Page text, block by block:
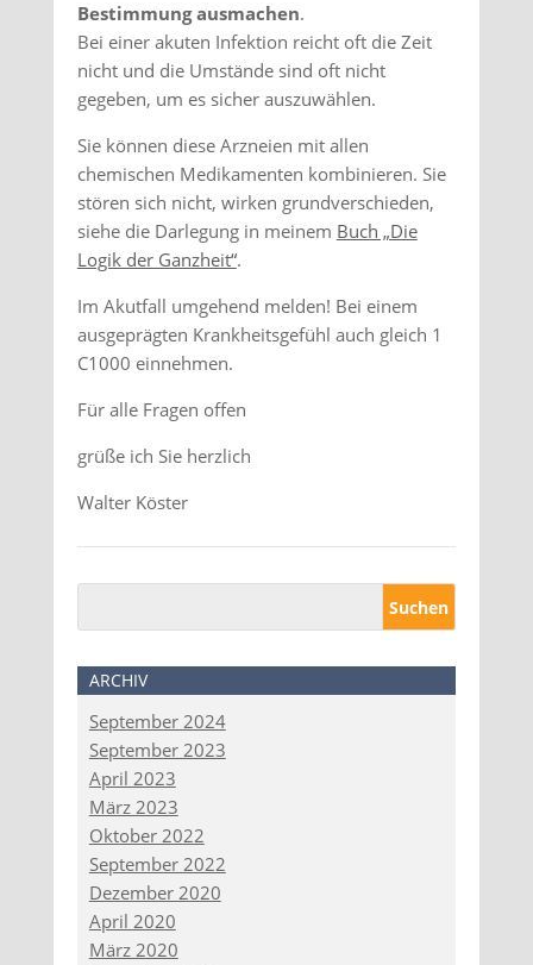
Bestimmung ausmachen.
Bei einer akuten Infektion reicht oft die Zeit
nicht und die Umstände sind oft nicht
gegeben, um es sicher auszuwählen.
Sie können diese Arzneien mit allen
chemischen Medikamenten kombinieren. Sie
stören sich nicht, wirken grundverschieden,
siehe die Darlegung in meinem Buch „Die
Logik der Ganzheit“.
Im Akutfall umgehend melden! Bei einem
ausgeprägten Krankheitsgefühl auch gleich 1
C1000 einnehmen.
Für alle Fragen offen
grüße ich Sie herzlich
Walter Köster
ARCHIV
September 2024
September 2023
April 2023
März 2023
Oktober 2022
September 2022
Dezember 2020
April 2020
März 2020